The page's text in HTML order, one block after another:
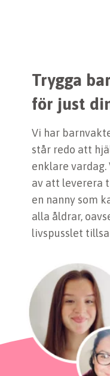
Trygga
för just
Vi har
står redo att
enklare
av att leverera
en nanny som
alla åldrar,
livspusslet